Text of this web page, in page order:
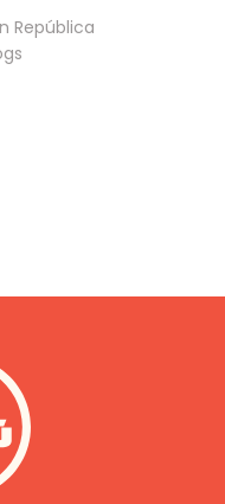
República